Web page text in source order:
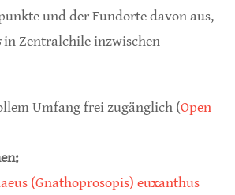
und der Fundorte davon aus,
in Zentralchile inzwischen
Umfang frei zugänglich (Open
(Gnathoprosopis) euxanthus